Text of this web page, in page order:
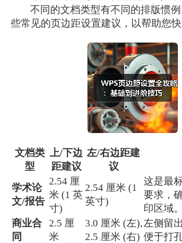
不同的文档类型有不同的排版惯
些常见的页边距设置建议，以帮助您快
文档类
型
上/下边
距建议
左/右边距建
议
学术论
文/报告
2.54 厘
米 (1 英
寸)
2.54 厘米 (1
英寸)
这是最
要求，
印区域。
商业合
同
2.5 厘
米
3.0 厘米 (左),
2.5 厘米 (右)
左侧留
便于打